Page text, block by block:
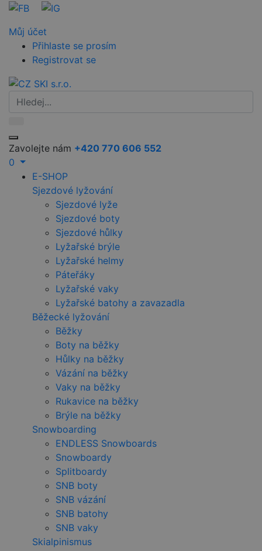
Můj účet
Přihlaste se prosím
Registrovat se
Zavolejte nám +420 770 606 552
0
E-SHOP
Sjezdové lyžování
Sjezdové lyže
Sjezdové boty
Sjezdové hůlky
Lyžařské brýle
Lyžařské helmy
Páteřáky
Lyžařské vaky
Lyžařské batohy a zavazadla
Běžecké lyžování
Běžky
Boty na běžky
Hůlky na běžky
Vázání na běžky
Vaky na běžky
Rukavice na běžky
Brýle na běžky
Snowboarding
ENDLESS Snowboards
Snowboardy
Splitboardy
SNB boty
SNB vázání
SNB batohy
SNB vaky
Skialpinismus